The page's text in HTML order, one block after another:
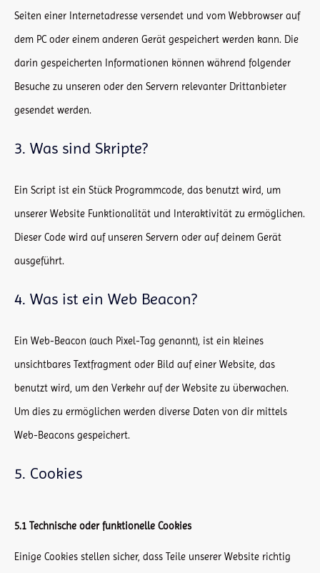
Seiten einer Internetadresse versendet und vom Webbrowser auf
dem PC oder einem anderen Gerät gespeichert werden kann. Die
darin gespeicherten Informationen können während folgender
Besuche zu unseren oder den Servern relevanter Drittanbieter
gesendet werden.
3. Was sind Skripte?
Ein Script ist ein Stück Programmcode, das benutzt wird, um
unserer Website Funktionalität und Interaktivität zu ermöglichen.
Dieser Code wird auf unseren Servern oder auf deinem Gerät
ausgeführt.
4. Was ist ein Web Beacon?
Ein Web-Beacon (auch Pixel-Tag genannt), ist ein kleines
unsichtbares Textfragment oder Bild auf einer Website, das
benutzt wird, um den Verkehr auf der Website zu überwachen.
Um dies zu ermöglichen werden diverse Daten von dir mittels
Web-Beacons gespeichert.
5. Cookies
5.1 Technische oder funktionelle Cookies
Einige Cookies stellen sicher, dass Teile unserer Website richtig